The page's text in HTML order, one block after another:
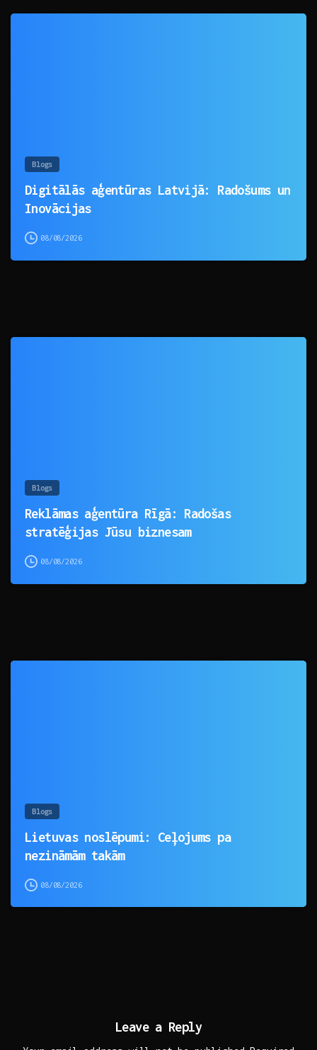
Blogs
Digitālās aģentūras Latvijā: Radošums un
Inovācijas
08/08/2026
Blogs
Reklāmas aģentūra Rīgā: Radošas
stratēģijas Jūsu biznesam
08/08/2026
Blogs
Lietuvas noslēpumi: Ceļojums pa
nezināmām takām
08/08/2026
Leave a Reply